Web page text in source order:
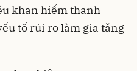
khan hiếm thanh
tố rủi ro làm gia tăng